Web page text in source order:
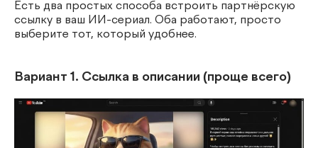
Есть два простых способа встроить партнёрскую
ссылку в ваш ИИ-сериал. Оба работают, просто
выберите тот, который удобнее.
Вариант 1. Ссылка в описании (проще всего)